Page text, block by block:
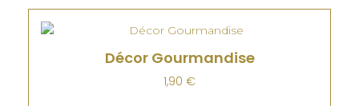
Décor Gourmandise
1,90 €